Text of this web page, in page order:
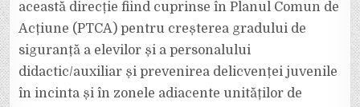
această direcție fiind cuprinse în Planul Comun de
Acțiune (PTCA) pentru creșterea gradului de
siguranță a elevilor și a personalului
didactic/auxiliar și prevenirea delicvenței juvenile
în incinta și în zonele adiacente unităților de